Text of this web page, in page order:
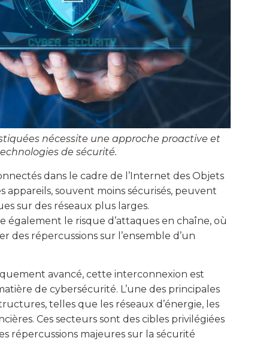
nécessite une approche proactive et
de sécurité.
dans le cadre de l’Internet des Objets
appareils, souvent moins sécurisés, peuvent
sur des réseaux plus larges.
également le risque d’attaques en chaîne, où
répercussions sur l’ensemble d’un
avancé, cette interconnexion est
de cybersécurité. L’une des principales
telles que les réseaux d’énergie, les
Ces secteurs sont des cibles privilégiées
répercussions majeures sur la sécurité